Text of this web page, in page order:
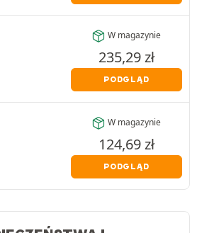
W magazynie
235,29zł
PODGLĄD
W magazynie
124,69zł
PODGLĄD